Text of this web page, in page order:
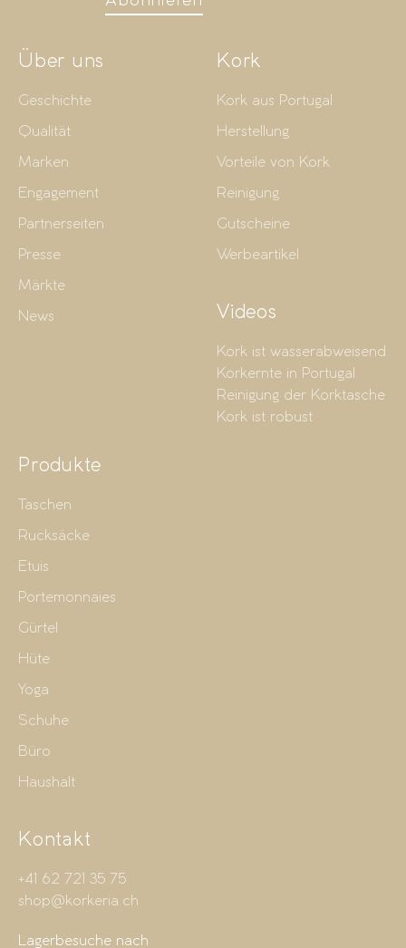
Über uns
Geschichte
Qualität
Marken
Engagement
Partnerseiten
Presse
Märkte
News
Kork
Kork aus Portugal
Herstellung
Vorteile von Kork
Reinigung
Gutscheine
Werbeartikel
Videos
Kork ist wasserabweisend
Korkernte in Portugal
Reinigung der Korktasche
Kork ist robust
Produkte
Taschen
Rucksäcke
Etuis
Portemonnaies
Gürtel
Hüte
Yoga
Schuhe
Büro
Haushalt
Kontakt
+41 62 721 35 75
shop@korkeria.ch
Lagerbesuche nach